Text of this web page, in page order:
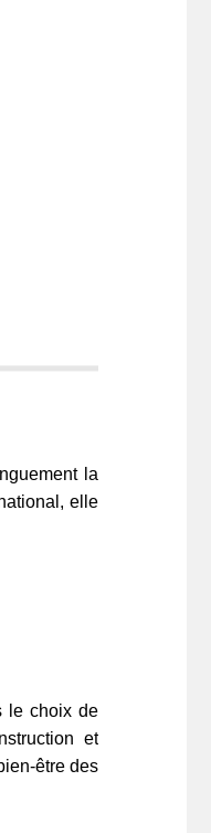
la
elle
le choix de
et
être des